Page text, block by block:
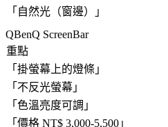
「 自然光（窗邊） 」
BenQ ScreenBar
重點
「 掛螢幕上的燈條 」
「 不反光螢幕 」
「 色溫亮度可調 」
「 價格 NT$ 3,000-5,500 」